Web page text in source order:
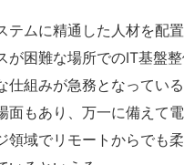
ムに精通した人材を配
が困難な場所でのIT基盤
仕組みが急務となってい
面もあり、万一に備えて
領域でリモートからでも